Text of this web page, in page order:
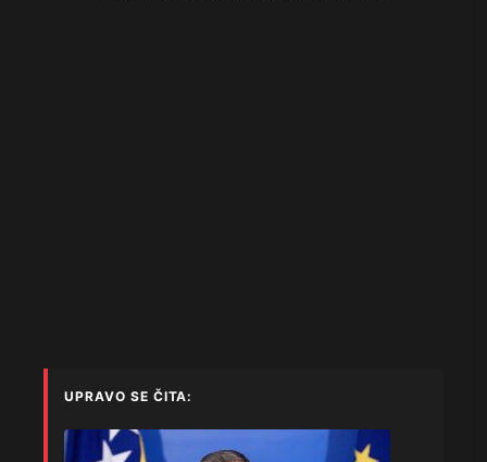
UPRAVO SE ČITA: